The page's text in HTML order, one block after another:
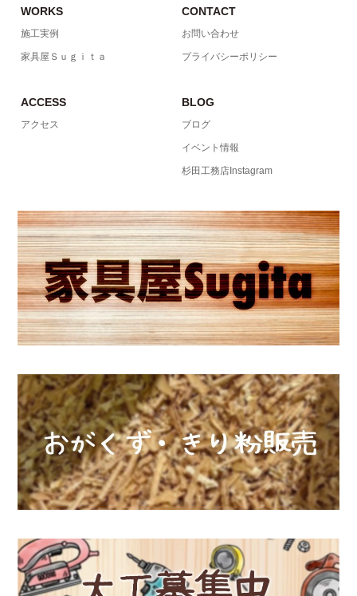
WORKS
施工実例
家具屋Ｓｕｇｉｔａ
CONTACT
お問い合わせ
プライバシーポリシー
ACCESS
アクセス
BLOG
ブログ
イベント情報
杉田工務店Instagram